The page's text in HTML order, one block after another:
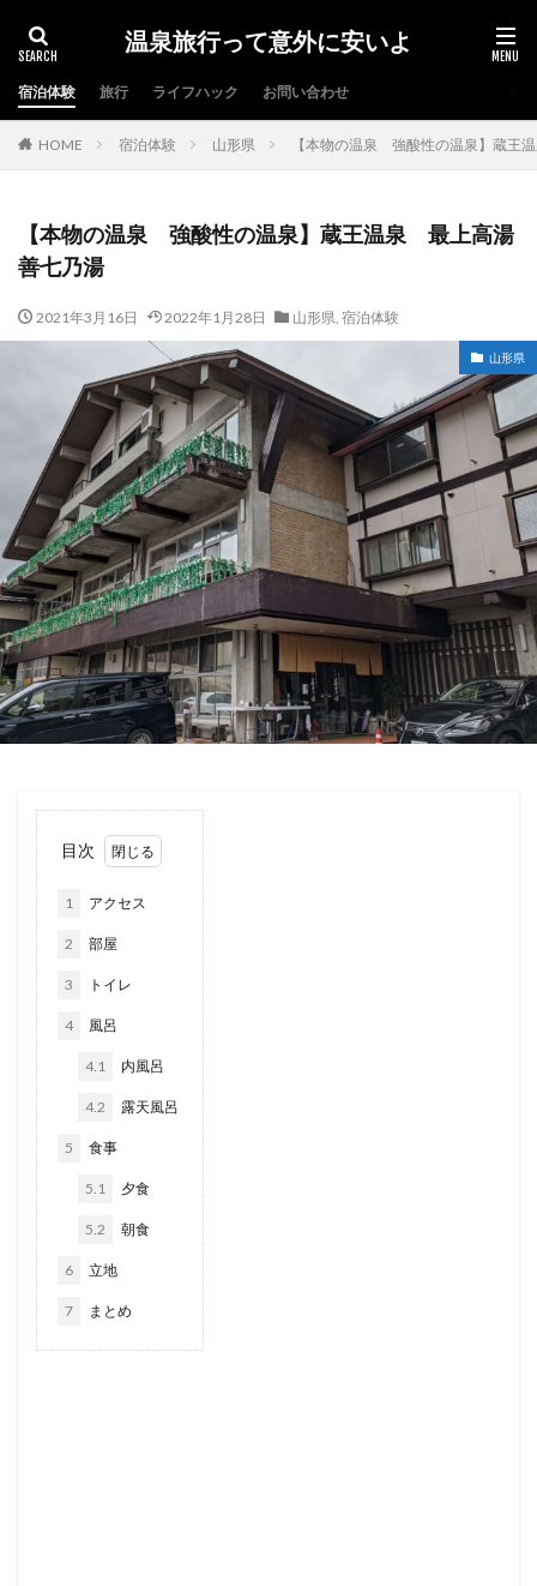
温泉旅行って意外に安いよ
宿泊体験 旅行 ライフハック お問い合わせ
HOME 宿泊体験 山形県 【本物の温泉 強酸性の温泉】蔵王
【本物の温泉 強酸性の温泉】蔵王温泉 最上高湯
善七乃湯
2021年3月16日 2022年1月28日 山形県, 宿泊体験
山形県
目次
1 アクセス
2 部屋
3 トイレ
4 風呂
4.1 内風呂
4.2 露天風呂
5 食事
5.1 夕食
5.2 朝食
6 立地
7 まとめ